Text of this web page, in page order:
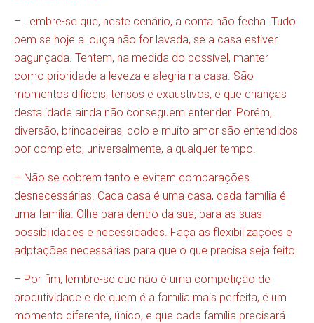
– Lembre-se que, neste cenário, a conta não fecha. Tudo
bem se hoje a louça não for lavada, se a casa estiver
bagunçada. Tentem, na medida do possível, manter
como prioridade a leveza e alegria na casa. São
momentos difíceis, tensos e exaustivos, e que crianças
desta idade ainda não conseguem entender. Porém,
diversão, brincadeiras, colo e muito amor são entendidos
por completo, universalmente, a qualquer tempo.
– Não se cobrem tanto e evitem comparações
desnecessárias. Cada casa é uma casa, cada família é
uma família. Olhe para dentro da sua, para as suas
possibilidades e necessidades. Faça as flexibilizações e
adptações necessárias para que o que precisa seja feito.
– Por fim, lembre-se que não é uma competição de
produtividade e de quem é a família mais perfeita, é um
momento diferente, único, e que cada família precisará